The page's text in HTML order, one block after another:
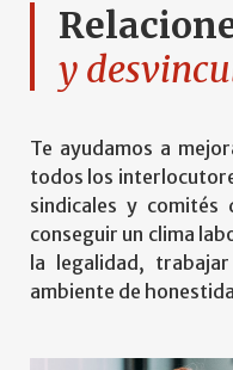
y
Te ayudamos a
todos los
sindicales y comités
conseguir un clima
la legalidad,
ambiente de